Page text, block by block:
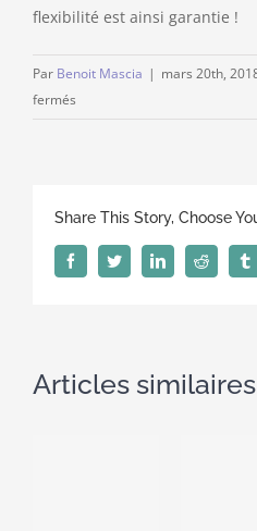
flexibilité est ainsi garantie !
Par Benoit Mascia | mars 20th,
fermés
formule
abonnement
Share This Story, Choose
FacebookTwitterLinkedInReddit
Articles similaires